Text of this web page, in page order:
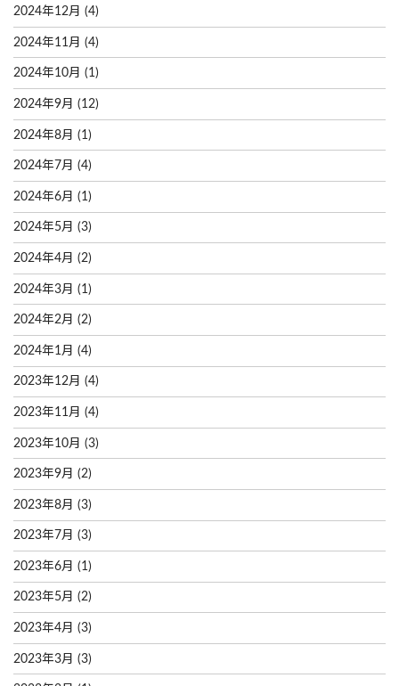
2024年12月 (4)
2024年11月 (4)
2024年10月 (1)
2024年9月 (12)
2024年8月 (1)
2024年7月 (4)
2024年6月 (1)
2024年5月 (3)
2024年4月 (2)
2024年3月 (1)
2024年2月 (2)
2024年1月 (4)
2023年12月 (4)
2023年11月 (4)
2023年10月 (3)
2023年9月 (2)
2023年8月 (3)
2023年7月 (3)
2023年6月 (1)
2023年5月 (2)
2023年4月 (3)
2023年3月 (3)